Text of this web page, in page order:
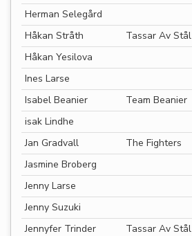
Herman Selegård
Håkan Stråth
Tassar Av Stål
Håkan Yesilova
Ines Larse
Isabel Beanier
Team Beanier
isak Lindhe
Jan Gradvall
The Fighters
Jasmine Broberg
Jenny Larse
Jenny Suzuki
Jennyfer Trinder
Tassar Av Stål